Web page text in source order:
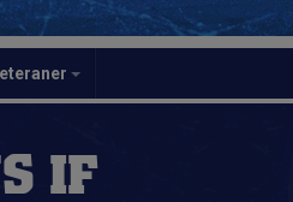
IF